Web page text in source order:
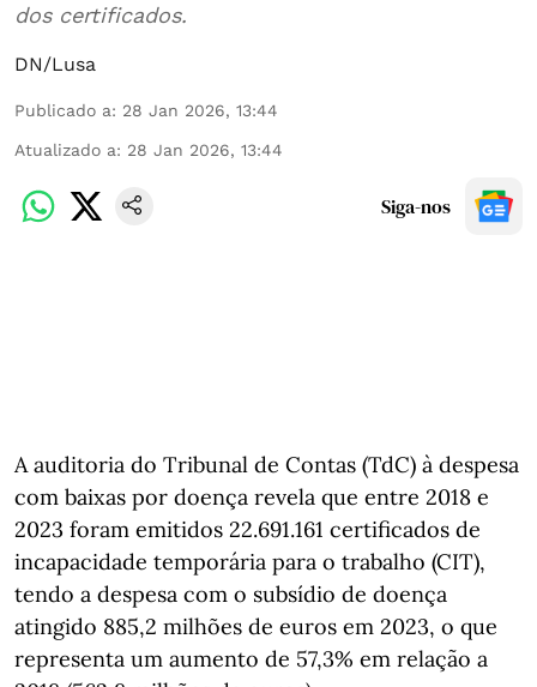
dos certificados.
DN/Lusa
Publicado a: 28 Jan 2026, 13:44
Atualizado a: 28 Jan 2026, 13:44
Siga-nos
A auditoria do Tribunal de Contas (TdC) à despesa
com baixas por doença revela que entre 2018 e
2023 foram emitidos 22.691.161 certificados de
incapacidade temporária para o trabalho (CIT),
tendo a despesa com o subsídio de doença
atingido 885,2 milhões de euros em 2023, o que
representa um aumento de 57,3% em relação a